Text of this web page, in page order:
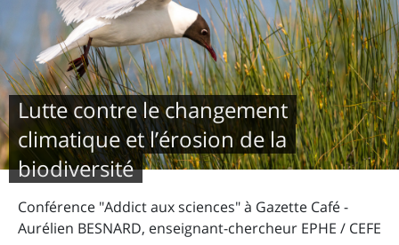
Lutte contre le changement
climatique et l’érosion de la
biodiversité
Conférence "Addict aux sciences" à Gazette Café -
Aurélien BESNARD, enseignant-chercheur EPHE / CEFE